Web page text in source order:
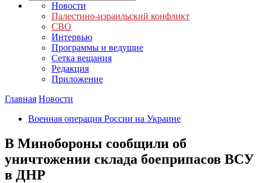
Новости
Палестино-израильский конфликт
СВО
Интервью
Программы и ведущие
Сетка вещания
Редакция
Приложение
Главная Новости
Военная операция России на Украине
В Минобороны сообщили об
уничтожении склада боеприпасов ВСУ
в ДНР